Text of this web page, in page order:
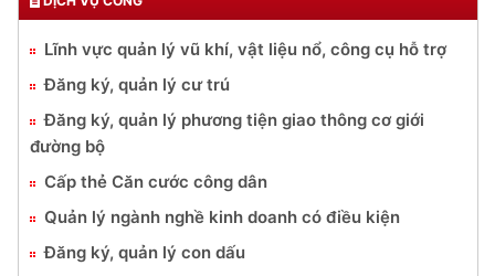
Lĩnh vực quản lý vũ khí, vật liệu nổ, công cụ hỗ trợ
Đăng ký, quản lý cư trú
Đăng ký, quản lý phương tiện giao thông cơ giới
đường bộ
Cấp thẻ Căn cước công dân
Quản lý ngành nghề kinh doanh có điều kiện
Đăng ký, quản lý con dấu